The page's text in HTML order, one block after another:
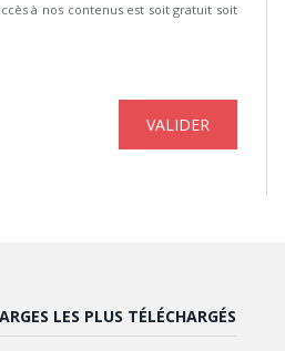
à nos contenus est soit gratuit soit
LES PLUS TÉLÉCHARGÉS